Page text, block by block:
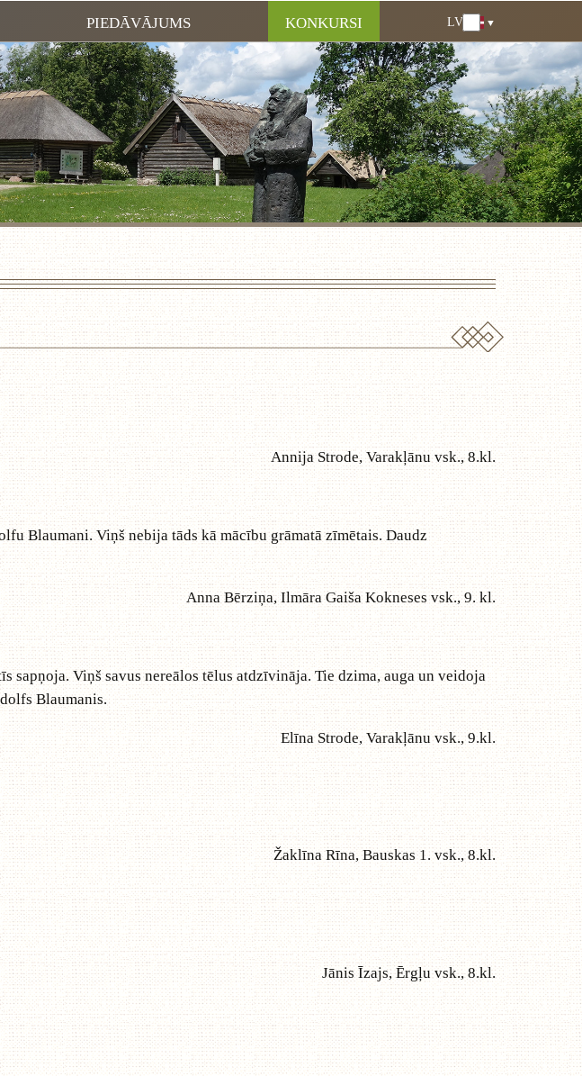
PIEDĀVĀJUMS KONKURSI
LV
LV
EN
DE
RU
LT
EE
FI
Annija Strode, Varakļānu vsk., 8.kl.
Blaumani. Viņš nebija tāds kā mācību grāmatā zīmētais. Daudz
Anna Bērziņa, Ilmāra Gaiša Kokneses vsk., 9. kl.
Viņš savus nereālos tēlus atdzīvināja. Tie dzima, auga un veidoja
Blaumanis.
Elīna Strode, Varakļānu vsk., 9.kl.
Žaklīna Rīna, Bauskas 1. vsk., 8.kl.
Jānis Īzajs, Ērgļu vsk., 8.kl.